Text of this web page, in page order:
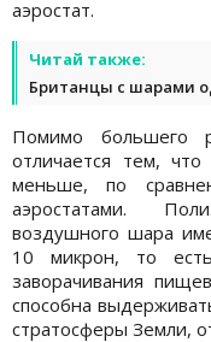
аэростат.
Читай также:
Британцы с шарами
Помимо большего
отличается тем,
меньше, по
аэростатами.
воздушного шара
10 микрон, то
заворачивания
способна
стратосферы Земли,